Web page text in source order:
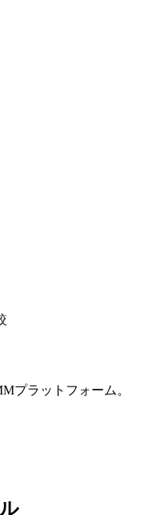
プラットフォーム。